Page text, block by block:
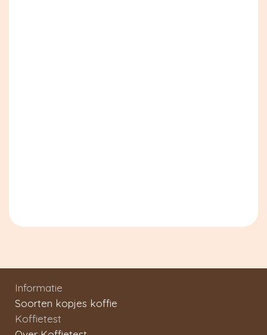
Informatie
Soorten kopjes koffie
Koffietest